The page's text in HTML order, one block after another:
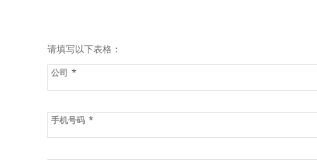
请填写以下表格：
公司 *
手机号码 *